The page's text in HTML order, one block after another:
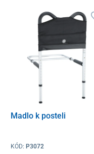
Madlo k posteli
KÓD: P3072